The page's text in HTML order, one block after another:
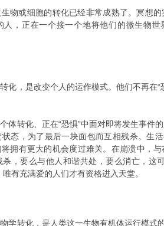
或细胞的转化已经非常成熟了。冥想的
人，正在一个接一个地将他们的微生物世
，是改变个人的运作模式。他们不再在“
转化、正在“恐惧”中面对即将发生事件
态，为了最后一块面包而互相残杀。生
拥有更大的机会度过难关。在崩溃中，
，要么与他人和谐共处，要么消亡，这
有充满爱的人们才有资格进入天堂。
转化，是人类这一生物有机体运行模式